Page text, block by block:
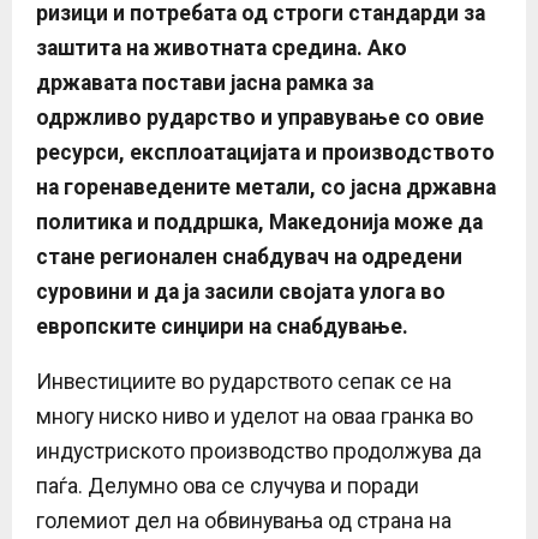
ризици и потребата од строги стандарди за
заштита на животната средина. Ако
државата постави јасна рамка за
одржливо рударство и управување со овие
ресурси, експлоатацијата и производството
на горенаведените метали, со јасна државна
политика и поддршка, Македонија може да
стане регионален снабдувач на одредени
суровини и да ја засили својата улога во
европските синџири на снабдување.
Инвестициите во рударството сепак се на
многу ниско ниво и уделот на оваа гранка во
индустриското производство продолжува да
паѓа. Делумно ова се случува и поради
големиот дел на обвинувања од страна на